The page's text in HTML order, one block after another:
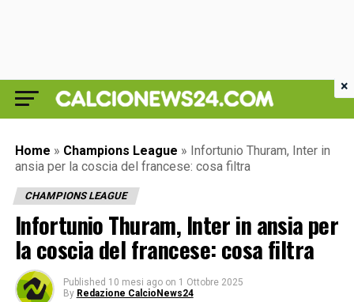
Home » Champions League » Infortunio Thuram, Inter in
ansia per la coscia del francese: cosa filtra
CHAMPIONS LEAGUE
Infortunio Thuram, Inter in ansia per
la coscia del francese: cosa filtra
Published 10 mesi ago on 1 Ottobre 2025
By Redazione CalcioNews24
×